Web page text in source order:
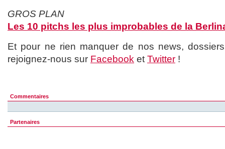
GROS PLAN
Les 10 pitchs les plus improbables de la
Et pour ne rien manquer de nos news,
rejoignez-nous sur Facebook et Twitter !
Commentaires
Partenaires